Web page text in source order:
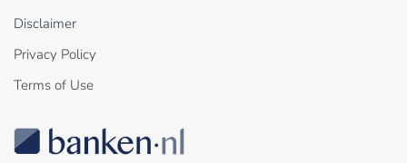
Disclaimer
Privacy Policy
Terms of Use